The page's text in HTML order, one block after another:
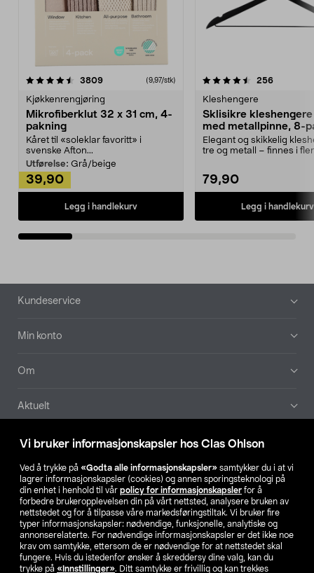
Vi bruker informasjonskapsler hos Clas Ohlson
Ved å trykke på «Godta alle informasjonskapsler» samtykker du i at vi
lagrer informasjonskapsler (cookies) og annen sporingsteknologi på
din enhet i henhold til vår policy for informasjonskapsler for å
forbedre brukeropplevelsen din på vårt nettsted, analysere bruken av
nettstedet og for å tilpasse våre markedsføringstiltak. Vi bruker fire
typer informasjonskapsler: nødvendige, funksjonelle, analytiske og
annonserelaterte. For nødvendige informasjonskapsler er det ikke noe
krav om samtykke, ettersom de er nødvendige for at nettstedet skal
fungere. Hvis du istedenfor ønsker å skreddersy dine valg, kan du
trykke på «Innstillinger». Ditt samtykke er frivillig og kan trekkes
3809anmeldelser(9,97/stk)
Kjøkkenrengjøring
Mikrofiberklut 32 x 31 cm, 4-
pakning
Kåret til «soleklar favoritt» i
svenske Afton...
Utførelse: Grå/beige
39,90
Legg i handlekurv
4.5av 5 stjerner 256
Kleshengere
Sklisikre
med metallpinne, 8-
Elegant og skikkelig
tre og metall – finnes i
79,90
Legg i handlekurv
4.5av 5 stjerner
Bunntekst
Kundeservice
Min konto
Om
Aktuelt
Våre selskaper
Finn din butikk
SE NO FI